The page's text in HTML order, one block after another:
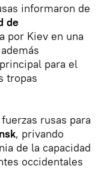
informaron de
de
por Kiev en una
para el
tropas
rusas para
, privando
de la capacidad
occidentales